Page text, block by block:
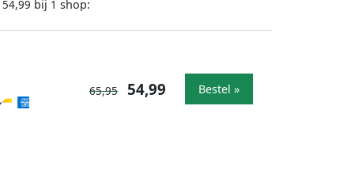
54,99 bij 1 shop:
65,95 54,99 Bestel »